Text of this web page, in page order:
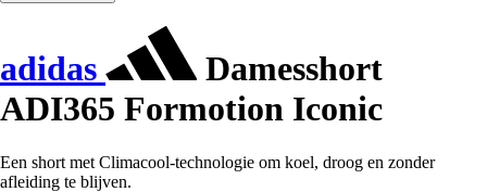
adidas
Damesshort
ADI365 Formotion Iconic
Een short met Climacool-technologie om koel, droog en zonder
afleiding te blijven.